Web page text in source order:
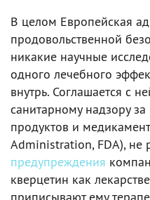
В целом Европейская
продовольственной
никакие научные
одного лечебного
внутрь. Соглашается с
санитарному надзору
продуктов и
Administration, FDA), не
предупреждения
кверцетин как
приписывают ему